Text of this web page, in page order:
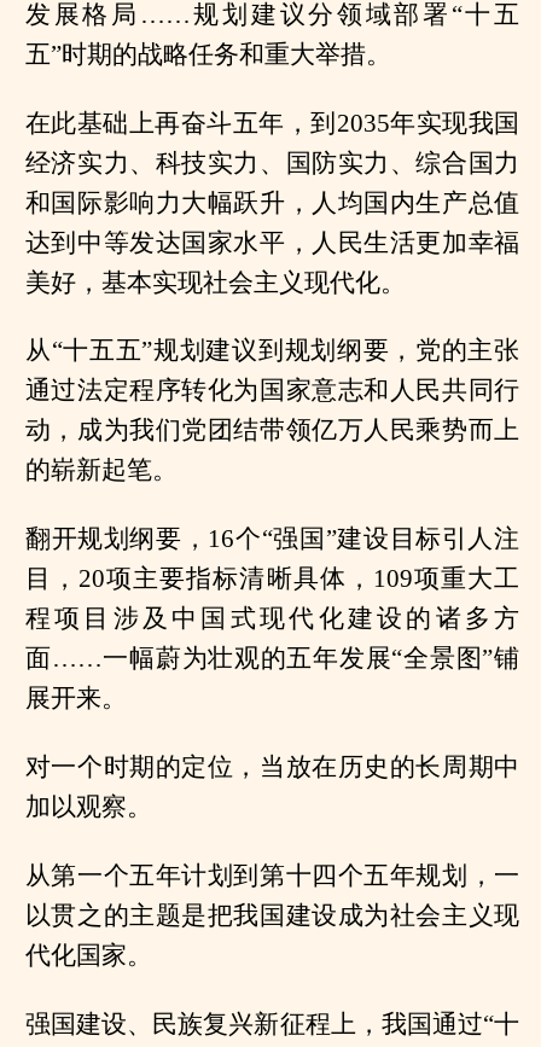
发展格局……规划建议分领域部署“十五
五”时期的战略任务和重大举措。
在此基础上再奋斗五年，到2035年实现我国
经济实力、科技实力、国防实力、综合国力
和国际影响力大幅跃升，人均国内生产总值
达到中等发达国家水平，人民生活更加幸福
美好，基本实现社会主义现代化。
从“十五五”规划建议到规划纲要，党的主张
通过法定程序转化为国家意志和人民共同行
动，成为我们党团结带领亿万人民乘势而上
的崭新起笔。
翻开规划纲要，16个“强国”建设目标引人注
目，20项主要指标清晰具体，109项重大工
程项目涉及中国式现代化建设的诸多方
面……一幅蔚为壮观的五年发展“全景图”铺
展开来。
对一个时期的定位，当放在历史的长周期中
加以观察。
从第一个五年计划到第十四个五年规划，一
以贯之的主题是把我国建设成为社会主义现
代化国家。
强国建设、民族复兴新征程上，我国通过“十